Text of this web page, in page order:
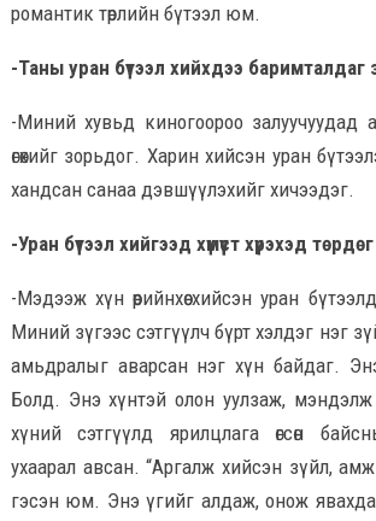
романтик төрлийн бүтээл юм.
-Таны уран бүтээл хийхдээ
-Миний хувьд киногоороо залуучуудад
өгөхийг зорьдог. Харин хийсэн уран
хандсан санаа дэвшүүлэхийг хичээдэг.
-Уран бүтээл хийгээд хүмүүст хүрэхэд
-Мэдээж хүн өөрийнхөө хийсэн уран
Миний зүгээс сэтгүүлч бүрт хэлдэг нэг
амьдралыг аварсан нэг хүн байдаг.
Болд. Энэ хүнтэй олон уулзаж, мэндэлж
хүний сэтгүүлд ярилцлага өгсөн
ухаарал авсан. “Аргалж хийсэн зүйл,
гэсэн юм. Энэ үгийг алдаж, онож